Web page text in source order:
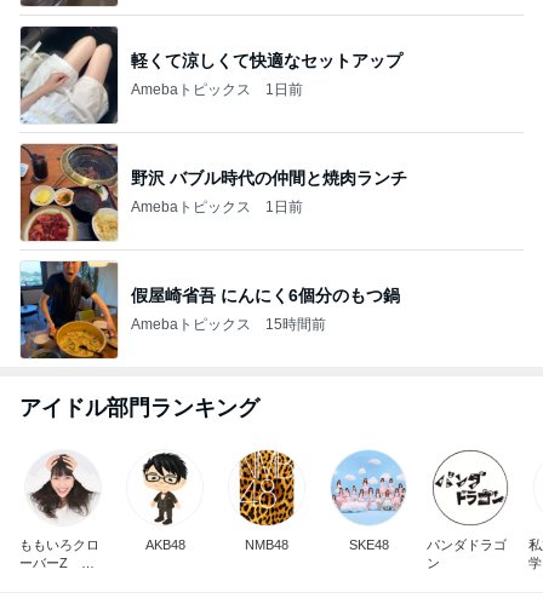
軽くて涼しくて快適なセットアップ
Amebaトピックス 1日前
野沢 バブル時代の仲間と焼肉ランチ
Amebaトピックス 1日前
假屋崎省吾 にんにく6個分のもつ鍋
Amebaトピックス 15時間前
アイドル部門ランキング
ももいろクロ
ーバーZ 高
AKB48 NMB48 SKE48
パンダドラゴ
ン
学